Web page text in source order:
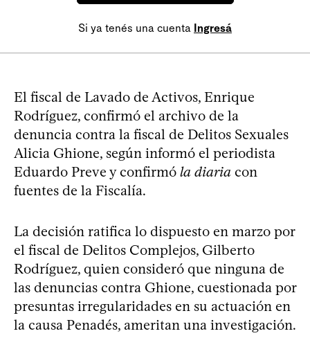
Si ya tenés una cuenta Ingresá
El fiscal de Lavado de Activos, Enrique
Rodríguez, confirmó el archivo de la
denuncia contra la fiscal de Delitos Sexuales
Alicia Ghione, según informó el periodista
Eduardo Preve y confirmó la diaria con
fuentes de la Fiscalía.
La decisión ratifica lo dispuesto en marzo por
el fiscal de Delitos Complejos, Gilberto
Rodríguez, quien consideró que ninguna de
las denuncias contra Ghione, cuestionada por
presuntas irregularidades en su actuación en
la causa Penadés, ameritan una investigación.